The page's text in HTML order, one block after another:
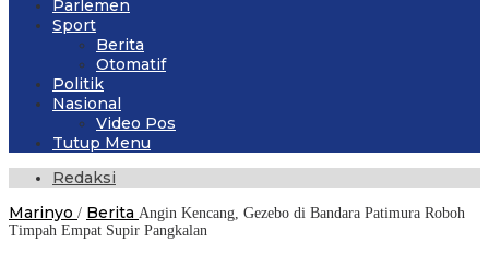
Parlemen
Sport
Berita
Otomatif
Politik
Nasional
Video Pos
Tutup Menu
Redaksi
Marinyo / Berita Angin Kencang, Gezebo di Bandara Patimura Roboh
Timpah Empat Supir Pangkalan